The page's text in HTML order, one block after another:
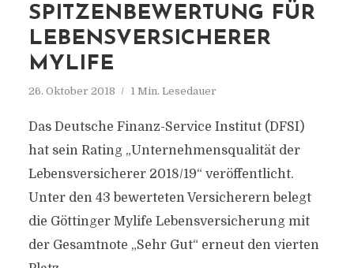
SPITZENBEWERTUNG FÜR
LEBENSVERSICHERER
MYLIFE
26. Oktober 2018 1 Min. Lesedauer
Das Deutsche Finanz-Service Institut (DFSI)
hat sein Rating „Unternehmensqualität der
Lebensversicherer 2018/19“ veröffentlicht.
Unter den 43 bewerteten Versicherern belegt
die Göttinger Mylife Lebensversicherung mit
der Gesamtnote „Sehr Gut“ erneut den vierten